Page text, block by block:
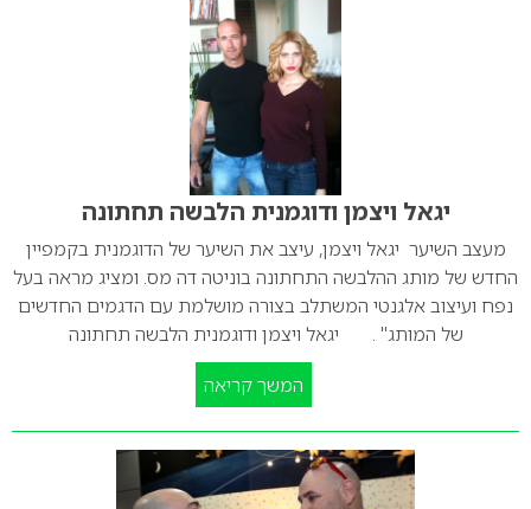
יגאל ויצמן ודוגמנית הלבשה תחתונה
מעצב השיער יגאל ויצמן, עיצב את השיער של הדוגמנית בקמפיין
החדש של מותג ההלבשה התחתונה בוניטה דה מס. ומציג מראה בעל
נפח ועיצוב אלגנטי המשתלב בצורה מושלמת עם הדגמים החדשים
של המותג" . יגאל ויצמן ודוגמנית הלבשה תחתונה
המשך קריאה